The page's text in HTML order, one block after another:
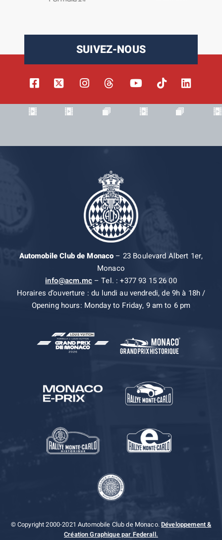
SUIVEZ-NOUS
Automobile Club de Monaco– 23 Boulevard Albert 1er,
Monaco
info@acm.mc– Tel. : +377 93 15 26 00
Horaires d’ouverture : du lundi au vendredi, de 9h à 18h /
Opening hours: Monday to Friday, 9 am to 6 pm
© Copyright 2000-2021 Automobile Club de Monaco.Développement &
Création Graphique par Federall.